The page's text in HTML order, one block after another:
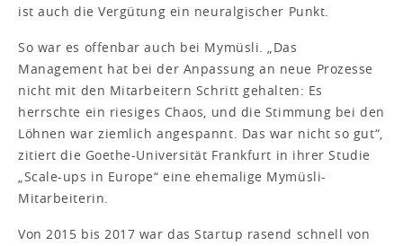
ist auch die Vergütung ein neuralgischer Punkt.
So war es offenbar auch bei Mymüsli. „Das
Management hat bei der Anpassung an neue Prozesse
nicht mit den Mitarbeitern Schritt gehalten: Es
herrschte ein riesiges Chaos, und die Stimmung bei den
Löhnen war ziemlich angespannt. Das war nicht so gut“,
zitiert die Goethe-Universität Frankfurt in ihrer Studie
„Scale-ups in Europe“ eine ehemalige Mymüsli-
Mitarbeiterin.
Von 2015 bis 2017 war das Startup rasend schnell von